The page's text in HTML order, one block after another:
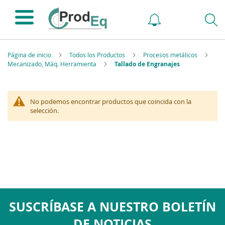
Página de inicio Todos los Productos
Procesos metálicos
Mecanizado, Máq. Herramienta
Tallado de Engranajes
No podemos encontrar productos que coincida con la
selección.
SUSCRÍBASE A NUESTRO BOLETÍN